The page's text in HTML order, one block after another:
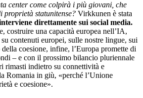
center come colpirà i più giovani, che
proprietà statunitense? Virkkunen è stata
direttamente sui social media.
costruire una capacità europea nell’IA,
contenuti europei, sulle nostre lingue, sui
coesione, infine, l’Europa promette di
– e con il prossimo bilancio pluriennale
rimasti indietro su connettività e
Romania in giù, «perché l’Unione
e coesione».